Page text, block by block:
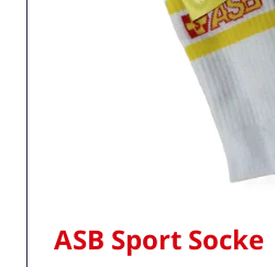
Polyester, 2% Elasthan,
gewebtem Design,
Veredelung: Gewebtes
ASB Sport Socke